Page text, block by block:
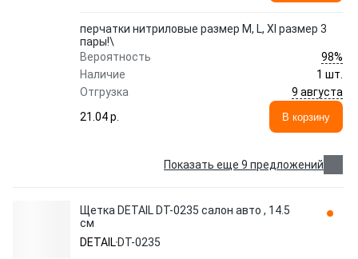
перчатки нитриловые размер M, L, Xl размер 3
пары!\
Вероятность
98%
Наличие
1 шт.
Отгрузка
9 августа
21.04 p.
В корзину
Показать еще 9 предложений
Щетка DETAIL DT-0235 салон авто , 14.5
см
DETAIL DT-0235